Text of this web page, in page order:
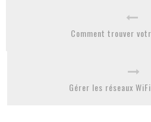
Comment trouver
Gérer les réseaux